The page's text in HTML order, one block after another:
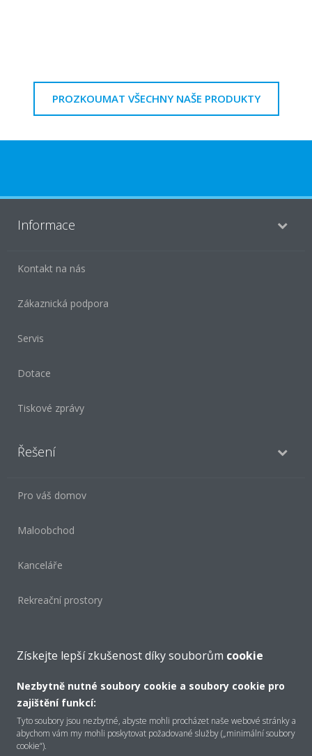
PROZKOUMAT VŠECHNY NAŠE PRODUKTY
Informace
Kontakt na nás
Zákaznická podpora
Servis
Dotace
Tiskové zprávy
Řešení
Pro váš domov
Maloobchod
Kanceláře
Rekreační prostory
Chlazení infrastruktury
Získejte lepší zkušenost díky souborům cookie
Nezbytně nutné soubory cookie a soubory cookie pro
zajištění funkcí:
Tyto soubory jsou nezbytné, abyste mohli procházet naše webové stránky a
abychom vám my mohli poskytovat požadované služby („minimální soubory
cookie“).